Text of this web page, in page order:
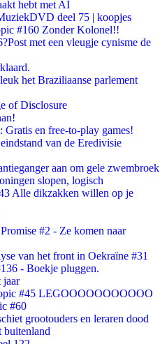
hebt met AI
deel 75 | koopjes
#160 Zonder Kolonel!!
met een vleugje cynisme de
het Braziliaanse parlement
of Disclosure
Gratis en free-to-play games!
van de Eredivisie
aan om gele zwembroek
slopen, logisch
Alle dikzakken willen op je
#2 - Ze komen naar
van het front in Oekraïne #31
- Boekje pluggen.
jaar
#45 LEGOOOOOOOOOOO
#60
grootouders en leraren dood
buitenland